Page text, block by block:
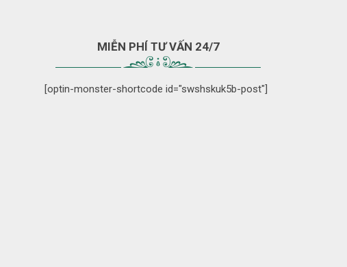
MIỄN PHÍ TƯ VẤN 24/7
[optin-monster-shortcode id="swshskuk5b-post"]